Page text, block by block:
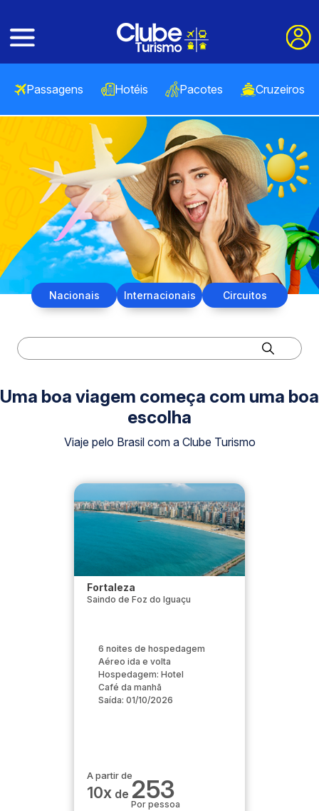
Passagens Hotéis Pacotes Cruzeiros
Nacionais Internacionais Circuitos
Uma boa viagem começa com uma boa
escolha
Viaje pelo Brasil com a Clube Turismo
Fortaleza
Saindo de Foz do Iguaçu
6 noites de hospedagem
Aéreo ida e volta
Hospedagem: Hotel
Café da manhã
Saída: 01/10/2026
A partir de
10x de 253
Por pessoa